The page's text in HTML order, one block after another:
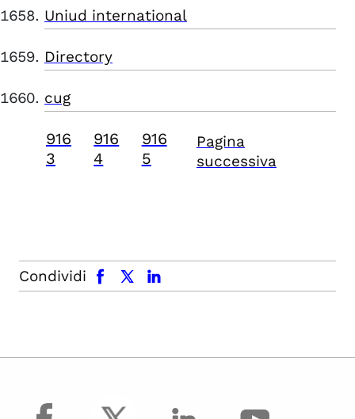
Uniud international
Directory
cug
916
3
916
4
916
5
Pagina
successiva
Condividi
facebook x.com linkedin
facebook